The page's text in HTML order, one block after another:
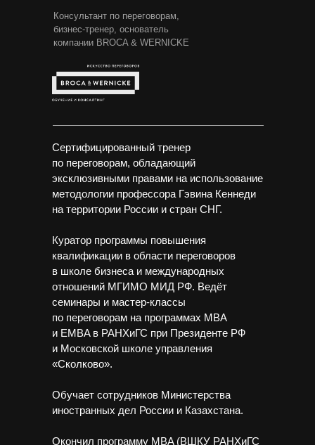
Сертифицированный тренер
по переговорам, обладающий
эксклюзивными правами на использование
методологии профессора Гэвина Кеннеди
на территории России и стран СНГ.
Куратор программы повышения
квалификации в области переговоров
в школе бизнеса и международных
отношений МГИМО МИД РФ. Ведёт
семинары и мастер-классы
по переговорам на программах MBA
и EMBA в РАНХиГС при Президенте РФ
и Московской школе управления
«Сколково».
Обучает сотрудников Министерства
иностранных дел России и Казахстана.
Окончил программу MBA (ВШКУ РАНХиГС
Консультант по переговорам,
бизнес-тренер, основатель
компании BROCA & WERNICKE